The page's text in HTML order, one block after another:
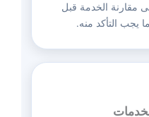
الخدمة قبل
يجب التأكد منه.